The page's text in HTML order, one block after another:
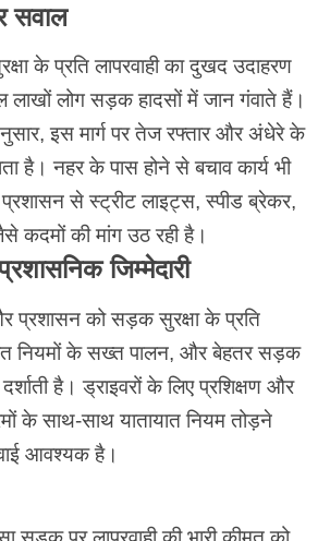
सवाल
के प्रति लापरवाही का दुखद उदाहरण
लाखों लोग सड़क हादसों में जान गंवाते हैं।
इस मार्ग पर तेज रफ्तार और अंधेरे के
है। नहर के पास होने से बचाव कार्य भी
से स्ट्रीट लाइट्स, स्पीड ब्रेकर,
कदमों की मांग उठ रही है।
जिम्मेदारी
प्रशासन को सड़क सुरक्षा के प्रति
नियमों के सख्त पालन, और बेहतर सड़क
है। ड्राइवरों के लिए प्रशिक्षण और
के साथ-साथ यातायात नियम तोड़ने
आवश्यक है।